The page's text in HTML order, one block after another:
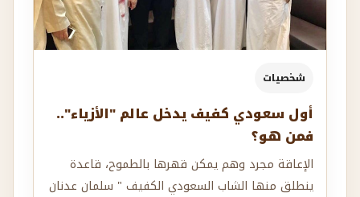
شخصيات
أول سعودي كفيف يدخل عالم "الأزياء"..
فمن هو؟
الإعاقة مجرد وهم يمكن قهرها بالطموح، قاعدة
ينطلق منها الشاب السعودي الكفيف " سلمان عدنان